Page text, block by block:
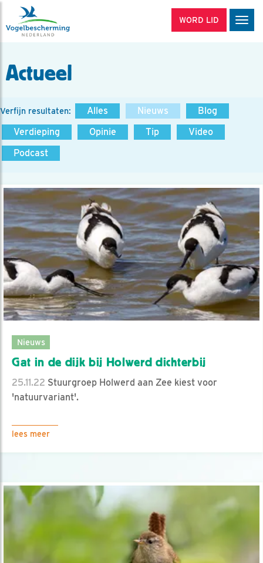
WORD LID
Actueel
Verfijn resultaten: Alles Nieuws
Blog
Verdieping
Opinie Tip
Video
Podcast
Nieuws
Gat in de dijk bij Holwerd dichterbij
25.11.22 Stuurgroep Holwerd aan Zee kiest voor
'natuurvariant'.
lees meer